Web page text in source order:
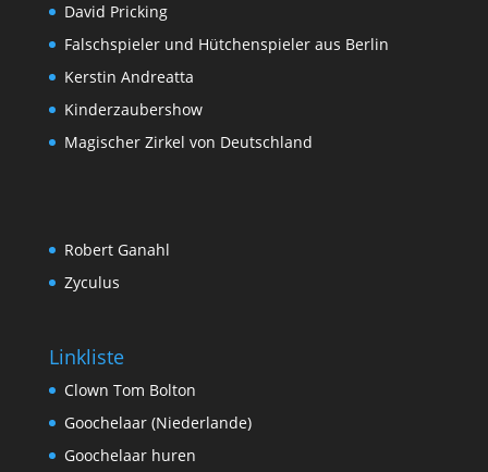
David Pricking
Falschspieler und Hütchenspieler aus Berlin
Kerstin Andreatta
Kinderzaubershow
Magischer Zirkel von Deutschland
Robert Ganahl
Zyculus
Linkliste
Clown Tom Bolton
Goochelaar (Niederlande)
Goochelaar huren